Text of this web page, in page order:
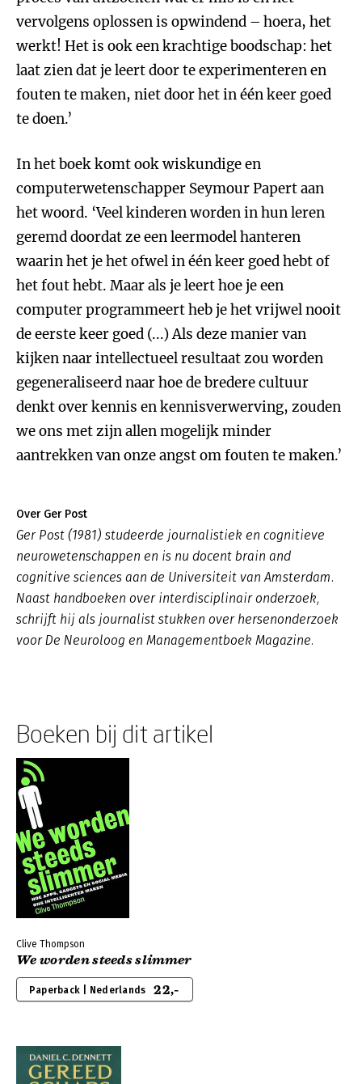
vervolgens oplossen is opwindend – hoera, het
werkt! Het is ook een krachtige boodschap: het
laat zien dat je leert door te experimenteren en
fouten te maken, niet door het in één keer goed
te doen.’
In het boek komt ook wiskundige en
computerwetenschapper Seymour Papert aan
het woord. ‘Veel kinderen worden in hun leren
geremd doordat ze een leermodel hanteren
waarin het je het ofwel in één keer goed hebt of
het fout hebt. Maar als je leert hoe je een
computer programmeert heb je het vrijwel nooit
de eerste keer goed (...) Als deze manier van
kijken naar intellectueel resultaat zou worden
gegeneraliseerd naar hoe de bredere cultuur
denkt over kennis en kennisverwerving, zouden
we ons met zijn allen mogelijk minder
aantrekken van onze angst om fouten te maken.’
Over Ger Post
Ger Post (1981) studeerde journalistiek en cognitieve
neurowetenschappen en is nu docent brain and
cognitive sciences aan de Universiteit van Amsterdam.
Naast handboeken over interdisciplinair onderzoek,
schrijft hij als journalist stukken over hersenonderzoek
voor De Neuroloog en Managementboek Magazine.
Boeken bij dit artikel
Clive Thompson
We worden steeds slimmer
Paperback | Nederlands 22,-